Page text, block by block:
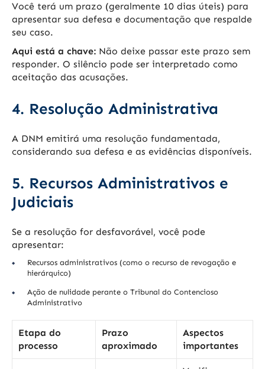
Você terá um prazo (geralmente 10 dias úteis) para
apresentar sua defesa e documentação que respalde
seu caso.
Aqui está a chave: Não deixe passar este prazo sem
responder. O silêncio pode ser interpretado como
aceitação das acusações.
4. Resolução Administrativa
A DNM emitirá uma resolução fundamentada,
considerando sua defesa e as evidências disponíveis.
5. Recursos Administrativos e
Judiciais
Se a resolução for desfavorável, você pode
apresentar:
Recursos administrativos (como o recurso de revogação e
hierárquico)
Ação de nulidade perante o Tribunal do Contencioso
Administrativo
Etapa do
processo
Prazo
aproximado
Aspectos
importantes